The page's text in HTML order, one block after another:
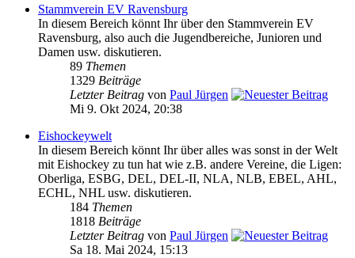
Stammverein EV Ravensburg
In diesem Bereich könnt Ihr über den Stammverein EV
Ravensburg, also auch die Jugendbereiche, Junioren und
Damen usw. diskutieren.
89 Themen
1329 Beiträge
Letzter Beitrag von Paul Jürgen
Mi 9. Okt 2024, 20:38
Eishockeywelt
In diesem Bereich könnt Ihr über alles was sonst in der Welt
mit Eishockey zu tun hat wie z.B. andere Vereine, die Ligen:
Oberliga, ESBG, DEL, DEL-II, NLA, NLB, EBEL, AHL,
ECHL, NHL usw. diskutieren.
184 Themen
1818 Beiträge
Letzter Beitrag von Paul Jürgen
Sa 18. Mai 2024, 15:13